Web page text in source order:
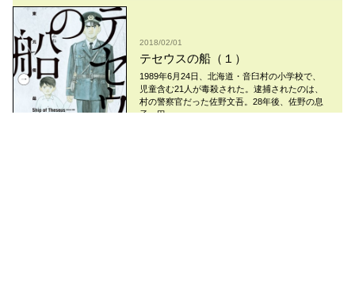
2018/02/01
テセウスの船（１）
1989年6月24日、北海道・音臼村の小学校で、
児童含む21人が毒殺された。逮捕されたのは、
村の警察官だった佐野文吾。28年後、佐野の息
子・田...